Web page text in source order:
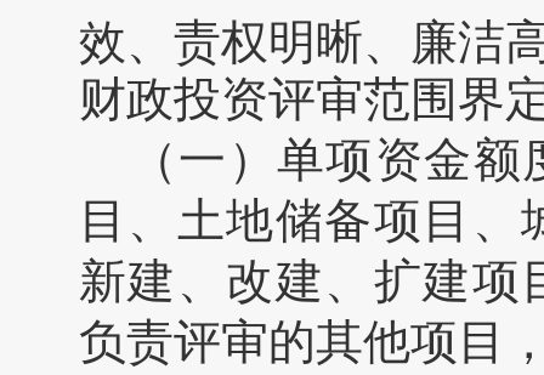
效、责权明晰、廉洁
财政投资评审范围界
（一）单项资金额
目、土地储备项目
新建、改建、扩建项
负责评审的其他项目